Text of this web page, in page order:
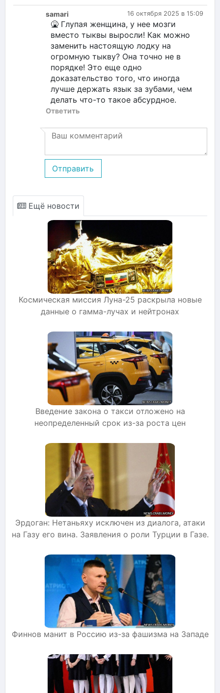
16 октября 2025 в 15:09
samari
🤮 Глупая женщина, у нее мозги
вместо тыквы выросли! Как можно
заменить настоящую лодку на
огромную тыкву? Она точно не в
порядке! Это еще одно
доказательство того, что иногда
лучше держать язык за зубами, чем
делать что-то такое абсурдное.
Ответить
Отправить
Ещё новости
Космическая миссия Луна-25 раскрыла новые
данные о гамма-лучах и нейтронах
Введение закона о такси отложено на
неопределенный срок из-за роста цен
Эрдоган: Нетаньяху исключен из диалога, атаки
на Газу его вина. Заявления о роли Турции в Газе.
Финнов манит в Россию из-за фашизма на Западе